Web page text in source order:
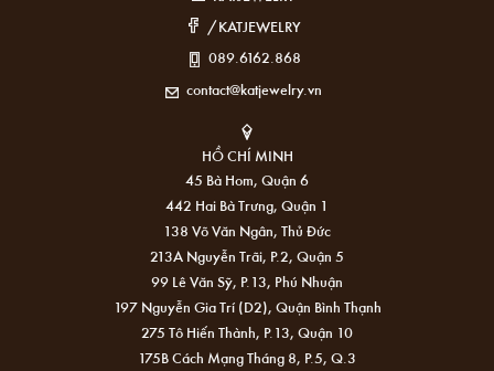
/KATJEWELRY
089.6162.868
contact@katjewelry.vn
HỒ CHÍ MINH
45 Bà Hom, Quận 6
442 Hai Bà Trưng, Quận 1
138 Võ Văn Ngân, Thủ Đức
213A Nguyễn Trãi, P.2, Quận 5
99 Lê Văn Sỹ, P.13, Phú Nhuận
197 Nguyễn Gia Trí (D2), Quận Bình Thạnh
275 Tô Hiến Thành, P.13, Quận 10
175B Cách Mạng Tháng 8, P.5, Q.3